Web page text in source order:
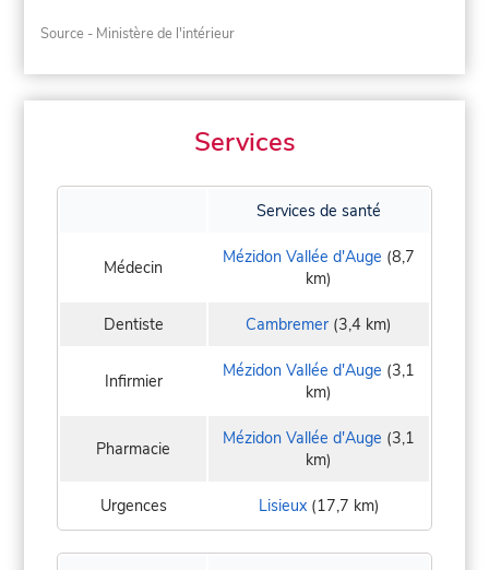
Source - Ministère de l'intérieur
Services
Services de santé
Médecin Mézidon Vallée d'Auge (8,7
km)
Dentiste Cambremer (3,4 km)
Infirmier Mézidon Vallée d'Auge (3,1
km)
Pharmacie Mézidon Vallée d'Auge (3,1
km)
Urgences Lisieux(17,7 km)